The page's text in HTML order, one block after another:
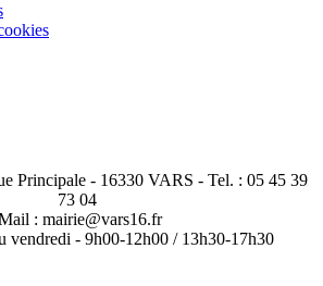
Principale - 16330 VARS - Tel. : 05 45 39
73 04
: mairie@vars16.fr
vendredi - 9h00-12h00 / 13h30-17h30